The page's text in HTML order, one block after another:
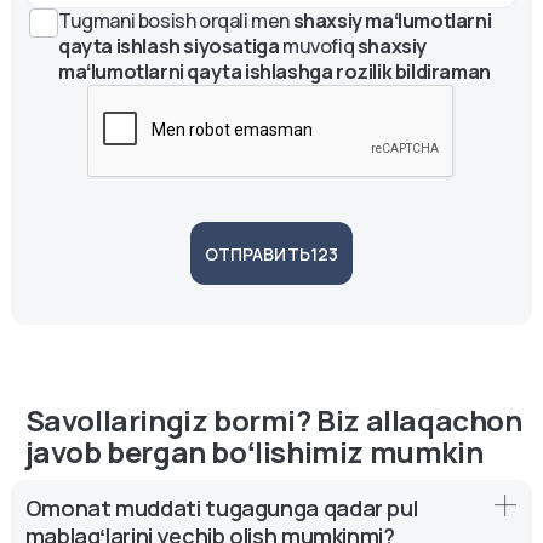
uzbekistan/platinum.html)
Visa Platinum kartasi premium imtiyozlar dunyosi uchun
kalit hisoblanadi. Visa Platinum kartangizga bugun
Tugmani bosish orqali menshaxsiy maʻlumotlarni
qayta ishlash siyosatigamuvofiqshaxsiy
maʻlumotlarni qayta ishlashga rozilik bildiraman
ОТПРАВИТЬ123
Savollaringiz bormi? Biz allaqachon
javob bergan boʻlishimiz mumkin
Omonat muddati tugagunga qadar pul
mablagʻlarini yechib olish mumkinmi?